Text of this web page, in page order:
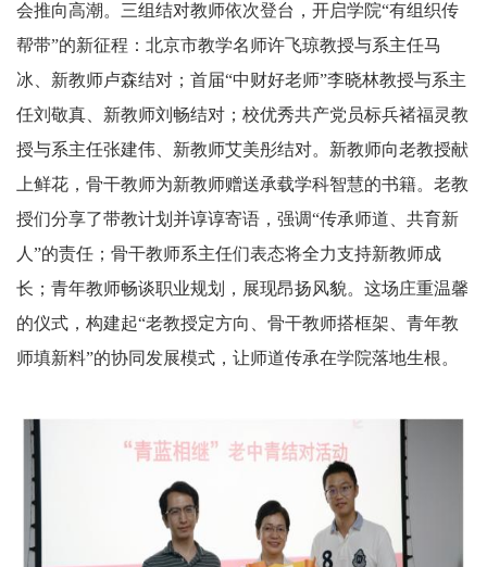
会推向高潮。三组结对教师依次登台，开启学院“有组织传
帮带”的新征程：北京市教学名师许飞琼教授与系主任马
冰、新教师卢森结对；首届“中财好老师”李晓林教授与系主
任刘敬真、新教师刘畅结对；校优秀共产党员标兵褚福灵教
授与系主任张建伟、新教师艾美彤结对。新教师向老教授献
上鲜花，骨干教师为新教师赠送承载学科智慧的书籍。老教
授们分享了带教计划并谆谆寄语，强调“传承师道、共育新
人”的责任；骨干教师系主任们表态将全力支持新教师成
长；青年教师畅谈职业规划，展现昂扬风貌。这场庄重温馨
的仪式，构建起“老教授定方向、骨干教师搭框架、青年教
师填新料”的协同发展模式，让师道传承在学院落地生根。